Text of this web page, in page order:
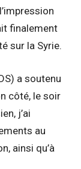
finalement
sur la Syrie.
a soutenu
côté, le soir
j’ai
au
ainsi qu’à